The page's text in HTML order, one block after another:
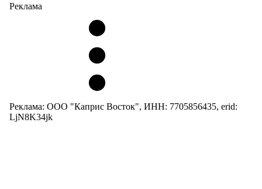
Реклама
Реклама: ООО "Каприс Восток", ИНН: 7705856435, erid:
LjN8K34jk